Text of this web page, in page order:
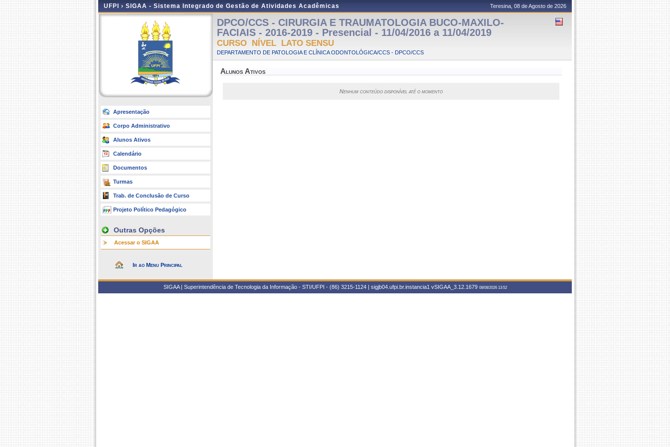
UFPI › SIGAA - Sistema Integrado de Gestão de Atividades Acadêmicas Teresina, 08 de Agosto de 2026
Apresentação
Corpo Administrativo
Alunos Ativos
Calendário
Documentos
Turmas
Trab. de Conclusão de Curso
Projeto Político Pedagógico
Outras Opções
Acessar o SIGAA
Ir ao Menu Principal
DPCO/CCS - CIRURGIA E TRAUMATOLOGIA BUCO-MAXILO-
FACIAIS - 2016-2019 - Presencial - 11/04/2016 a 11/04/2019
CURSO NÍVEL LATO SENSU
DEPARTAMENTO DE PATOLOGIA E CLÍNICA ODONTOLÓGICA/CCS - DPCO/CCS
Alunos Ativos
Nenhum conteúdo disponível até o momento
SIGAA | Superintendência de Tecnologia da Informação - STI/UFPI - (86) 3215-1124 | sigjb04.ufpi.br.instancia1 vSIGAA_3.12.1679 08/08/2026 13:52